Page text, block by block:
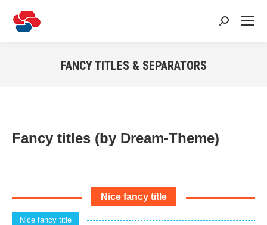
Recherche
FANCY TITLES & SEPARATORS
Fancy titles (by Dream-Theme)
Nice fancy title
Nice fancy title